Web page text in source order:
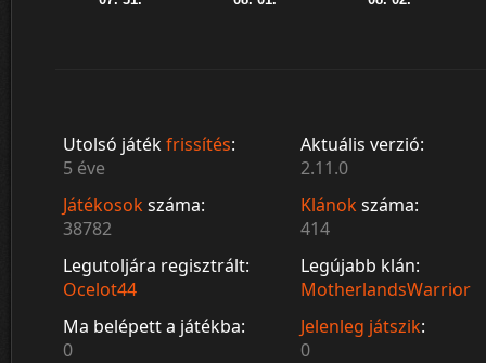
Utolsó játékfrissítés:
5 éve
Aktuális verzió:
2.11.0
Játékosokszáma:
38782
Klánokszáma:
414
Legutoljára regisztrált:
Ocelot44
Legújabb klán:
MotherlandsWarrior
Ma belépett a játékba:
0
Jelenleg játszik:
0